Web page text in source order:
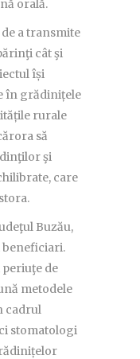
orală.
a transmite
cât şi
își
în grădinițele
rurale
să
şi
care
Buzău,
beneficiari.
de
metodele
cadrul
stomatologi